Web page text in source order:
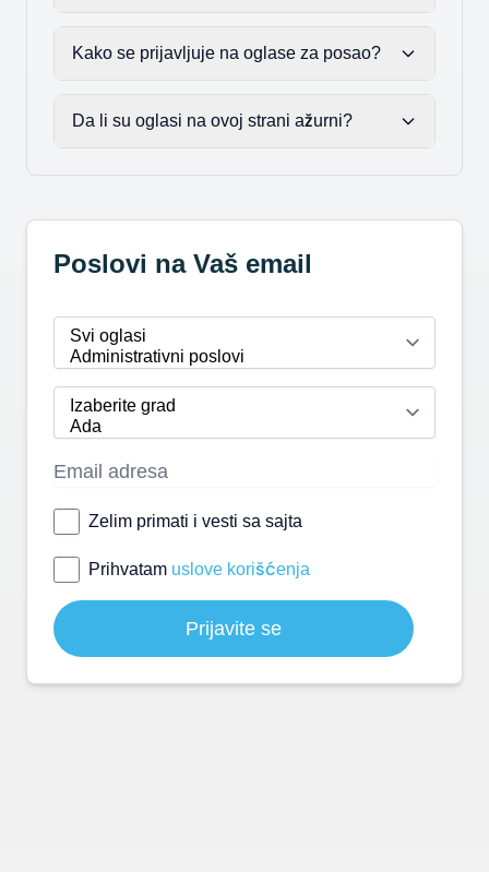
Kako se prijavljuje na oglase za posao?
Da li su oglasi na ovoj strani ažurni?
Poslovi na Vaš email
Zelim primati i vesti sa sajta
Prihvatam uslove korišćenja
Prijavite se